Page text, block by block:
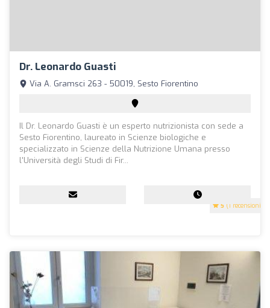
Dr. Leonardo Guasti
5 (1 recensioni)
Via A. Gramsci 263 - 50019, Sesto Fiorentino
Il Dr. Leonardo Guasti è un esperto nutrizionista con sede a
Sesto Fiorentino, laureato in Scienze biologiche e
specializzato in Scienze della Nutrizione Umana presso
l'Università degli Studi di Fir...